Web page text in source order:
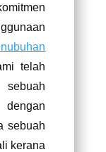
telah
sebuah
kerana